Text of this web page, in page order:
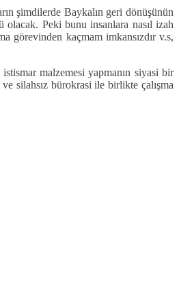
şimdilerde Baykalın geri dönüşünün
Peki bunu insanlara nasıl izah
görevinden kaçmam imkansızdır v.s,
malzemesi yapmanın siyasi bir
silahsız bürokrasi ile birlikte çalışma